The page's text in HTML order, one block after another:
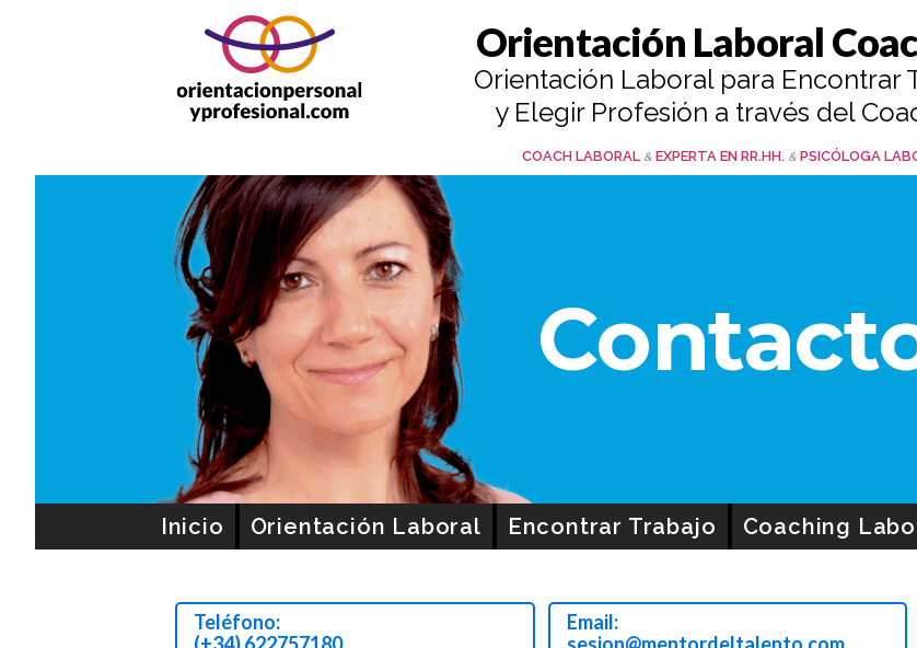
Orientacion personal y profesional Orientación Laboral
Orientación Laboral para Encontrar
y Elegir Profesión a través del
MAYTE SANTIBÁÑEZ
COACH LABORAL & EXPERTA EN RR.HH. & PSICÓLOGA
Inicio Orientación Laboral Encontrar Trabajo Coaching
Teléfono:
Email: